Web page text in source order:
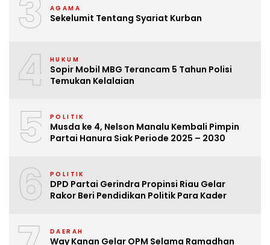
3 AGAMA
Sekelumit Tentang Syariat Kurban
4 HUKUM
Sopir Mobil MBG Terancam 5 Tahun Polisi
Temukan Kelalaian
5 POLITIK
Musda ke 4, Nelson Manalu Kembali Pimpin
Partai Hanura Siak Periode 2025 – 2030
6 POLITIK
DPD Partai Gerindra Propinsi Riau Gelar
Rakor Beri Pendidikan Politik Para Kader
DAERAH
Way Kanan Gelar OPM Selama Ramadhan